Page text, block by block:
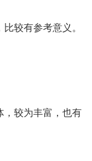
较有参考意义。
，较为丰富，也有